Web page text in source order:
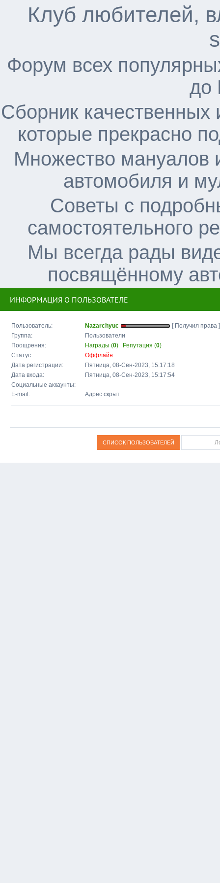
Клуб любителей,
Форум всех
до
Сборник
которые прекрасно
Множество мануалов
автомобиля и
Советы с
самостоятельного
Мы всегда рады
посвящённому
ИНФОРМАЦИЯ О ПОЛЬЗОВАТЕЛЕ
Пользователь: Nazarchyuc
[ Получил права ]
Группа:
Пользователи
Поощрения:
Награды (0) Репутация (0)
Статус:
Оффлайн
Дата регистрации:
Пятница, 08-Сен-2023, 15:17:18
Дата входа:
Пятница, 08-Сен-2023, 15:17:54
Социальные аккаунты:
E-mail:
Адрес скрыт